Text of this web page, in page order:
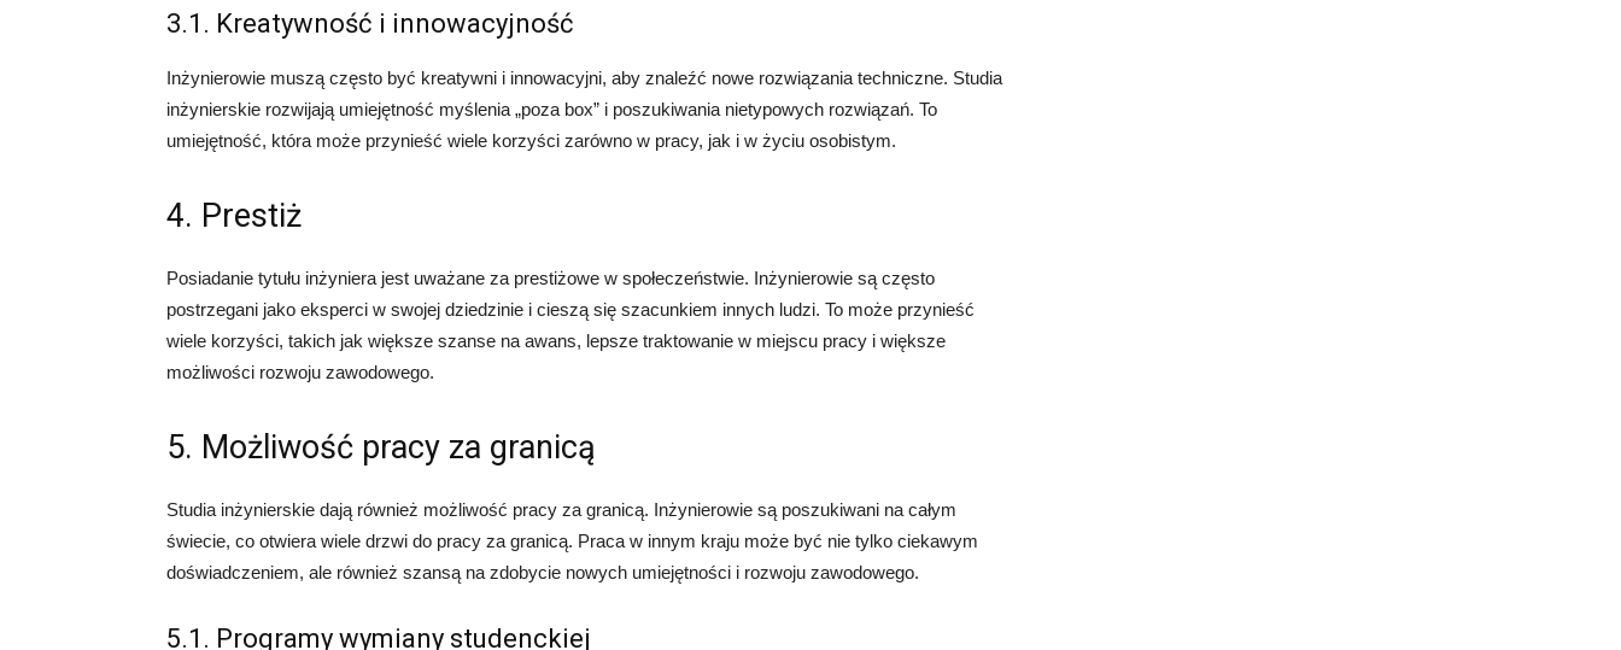
3.1. Kreatywność i innowacyjność
Inżynierowie muszą często być kreatywni i innowacyjni, aby znaleźć nowe rozwiązania techniczne. Studia
inżynierskie rozwijają umiejętność myślenia „poza box” i poszukiwania nietypowych rozwiązań. To
umiejętność, która może przynieść wiele korzyści zarówno w pracy, jak i w życiu osobistym.
4. Prestiż
Posiadanie tytułu inżyniera jest uważane za prestiżowe w społeczeństwie. Inżynierowie są często
postrzegani jako eksperci w swojej dziedzinie i cieszą się szacunkiem innych ludzi. To może przynieść
wiele korzyści, takich jak większe szanse na awans, lepsze traktowanie w miejscu pracy i większe
możliwości rozwoju zawodowego.
5. Możliwość pracy za granicą
Studia inżynierskie dają również możliwość pracy za granicą. Inżynierowie są poszukiwani na całym
świecie, co otwiera wiele drzwi do pracy za granicą. Praca w innym kraju może być nie tylko ciekawym
doświadczeniem, ale również szansą na zdobycie nowych umiejętności i rozwoju zawodowego.
5.1. Programy wymiany studenckiej